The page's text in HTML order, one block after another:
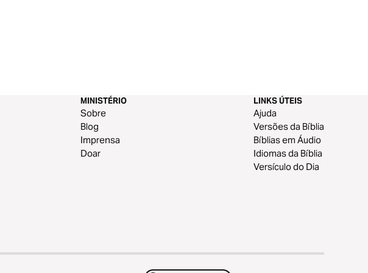
MINISTÉRIO
Sobre
Blog
Imprensa
Doar
LINKS ÚTEIS
Ajuda
Versões da Bíblia
Bíblias em Áudio
Idiomas da Bíblia
Versículo do Dia